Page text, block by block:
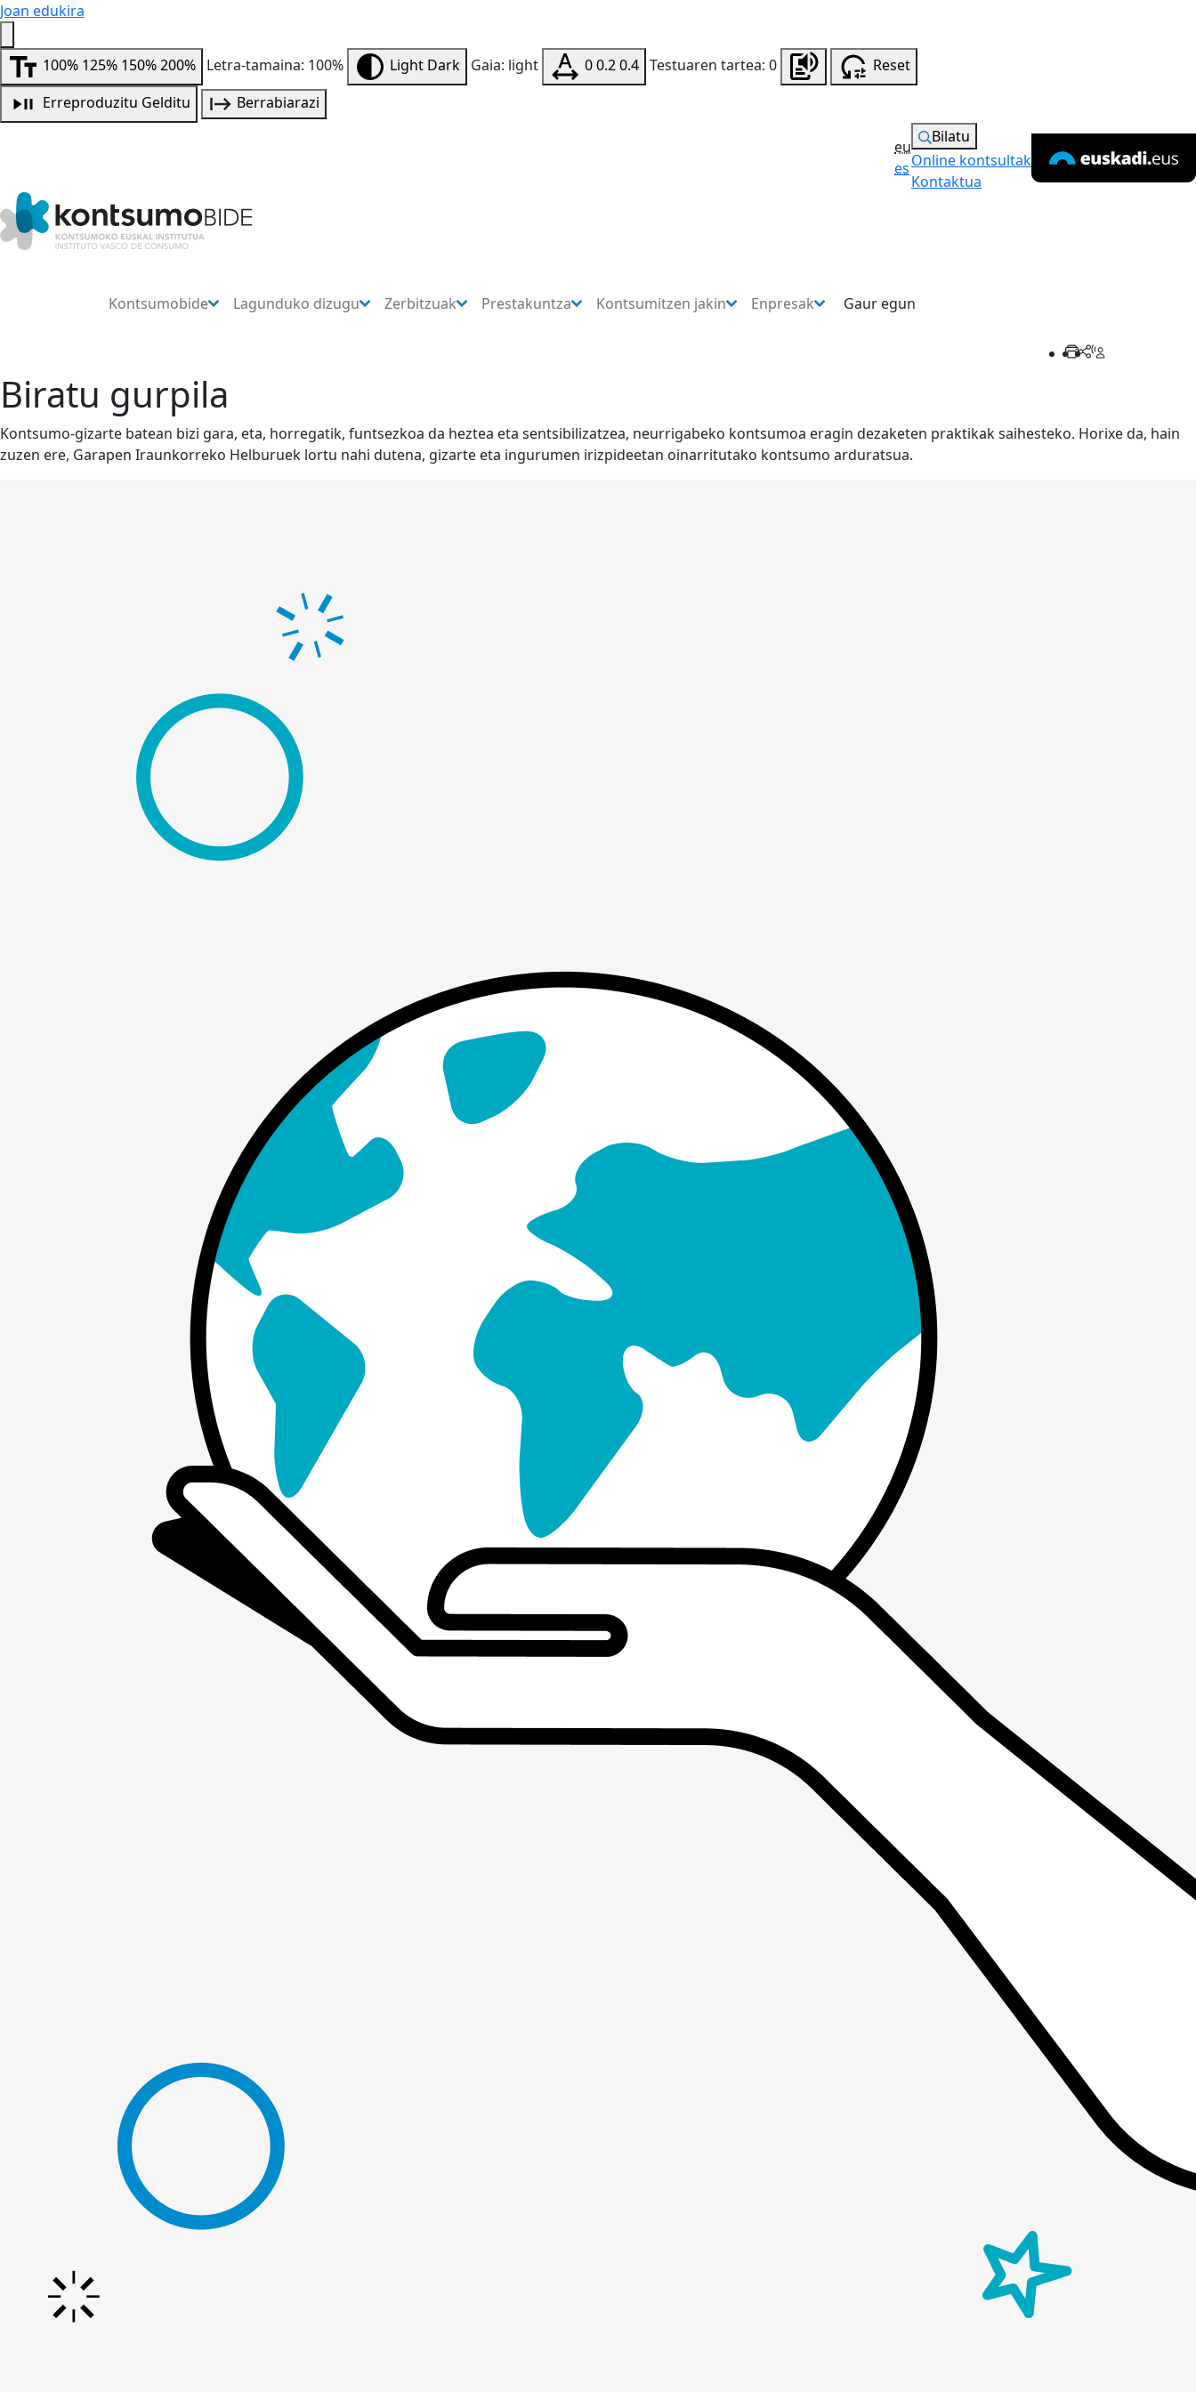
Joan edukira
100% 125% 150%200% Letra-tamaina: 100% Light Dark Gaia: light 00.20.4 Testuaren tartea: 0
Reset
Erreproduzitu Gelditu Berrabiarazi
eu
es
Bilatu
Online kontsultak
Kontaktua
Kontsumobide Lagunduko dizugu Zerbitzuak Prestakuntza Kontsumitzen jakin Enpresak Gaur egun
Biratu gurpila
Kontsumo-gizarte batean bizi gara, eta, horregatik, funtsezkoa da heztea eta sentsibilizatzea, neurrigabeko kontsumoa eragin dezaketen praktikak saihesteko. Horixe da, hain
zuzen ere, Garapen Iraunkorreko Helburuek lortu nahi dutena, gizarte eta ingurumen irizpideetan oinarritutako kontsumo arduratsua.